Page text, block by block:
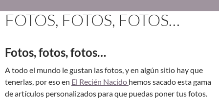
FOTOS, FOTOS, FOTOS…
Fotos, fotos, fotos…
A todo el mundo le gustan las fotos, y en algún sitio hay que
tenerlas, por eso en El Recién Nacido hemos sacado esta gama
de artículos personalizados para que puedas poner tus fotos.